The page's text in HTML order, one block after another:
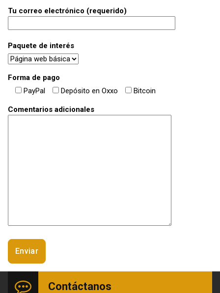
Tu correo electrónico (requerido)
Paquete de interés
Forma de pago
PayPal
Depósito en Oxxo Bitcoin
Comentarios adicionales
Contáctanos